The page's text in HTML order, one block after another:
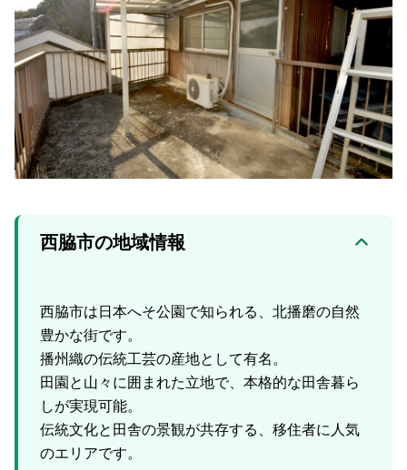
西脇市の地域情報
西脇市は日本へそ公園で知られる、北播磨の自然
豊かな街です。
播州織の伝統工芸の産地として有名。
田園と山々に囲まれた立地で、本格的な田舎暮ら
しが実現可能。
伝統文化と田舎の景観が共存する、移住者に人気